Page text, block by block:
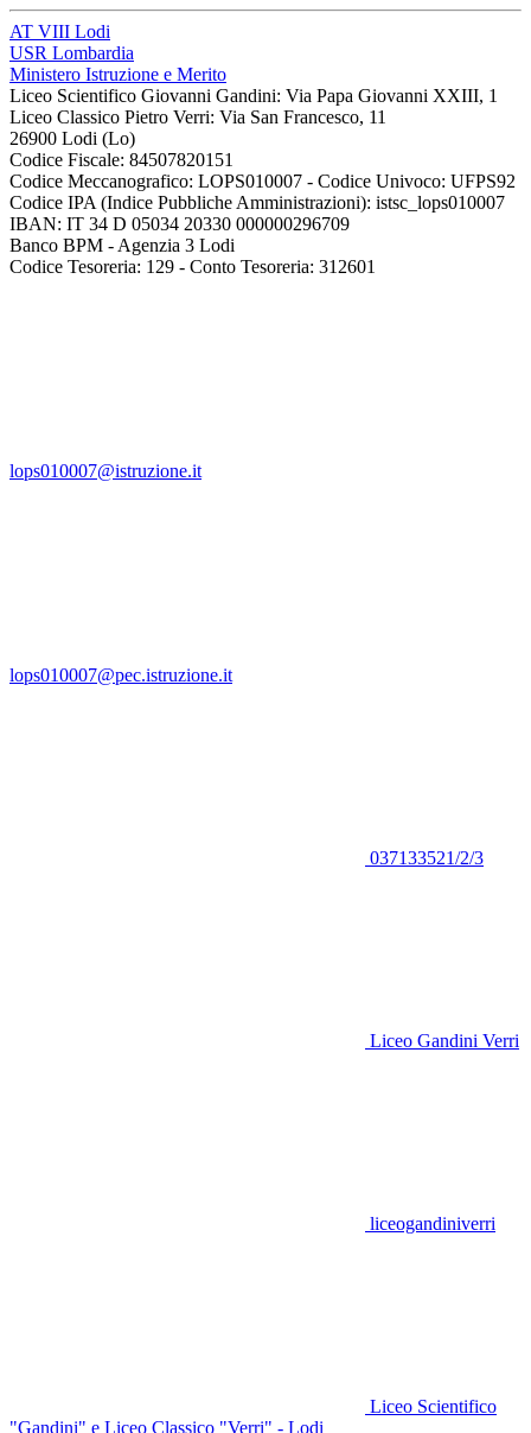
AT VIII Lodi
USR Lombardia
Ministero Istruzione e Merito
Liceo Scientifico Giovanni Gandini: Via Papa Giovanni XXIII, 1
Liceo Classico Pietro Verri: Via San Francesco, 11
26900 Lodi (Lo)
Codice Fiscale: 84507820151
Codice Meccanografico: LOPS010007 - Codice Univoco: UFPS92
Codice IPA (Indice Pubbliche Amministrazioni): istsc_lops010007
IBAN: IT 34 D 05034 20330 000000296709
Banco BPM - Agenzia 3 Lodi
Codice Tesoreria: 129 - Conto Tesoreria: 312601
lops010007@istruzione.it
lops010007@pec.istruzione.it
037133521/2/3
Liceo Gandini Verri
liceogandiniverri
Liceo Scientifico
"Gandini" e Liceo Classico "Verri" - Lodi